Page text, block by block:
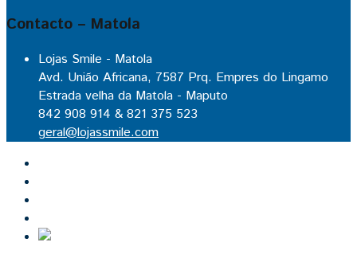
Contacto – Matola
Lojas Smile - Matola
Avd. União Africana, 7587 Prq. Empres do Lingamo
Estrada velha da Matola - Maputo
842 908 914 & 821 375 523
geral@lojassmile.com